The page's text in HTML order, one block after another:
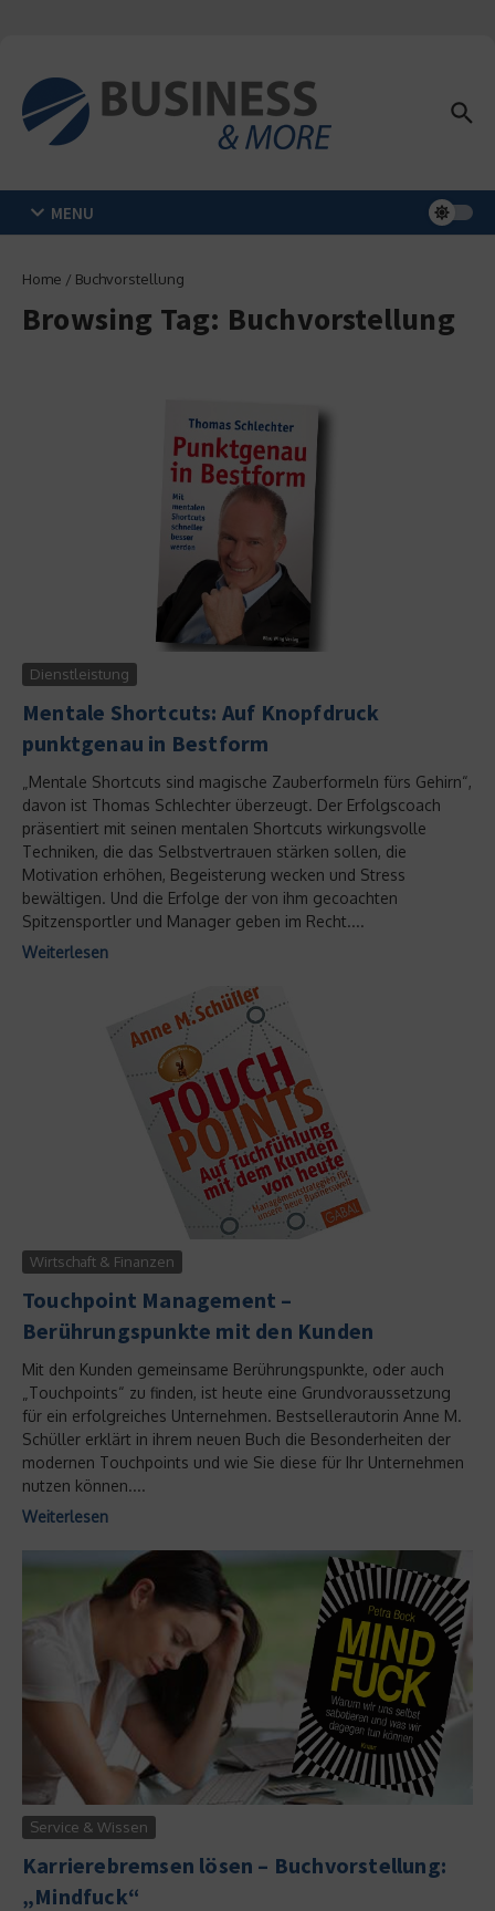
MENU
Home / Buchvorstellung
Browsing Tag: Buchvorstellung
Dienstleistung
Mentale Shortcuts: Auf Knopfdruck
punktgenau in Bestform
„Mentale Shortcuts sind magische Zauberformeln fürs Gehirn“,
davon ist Thomas Schlechter überzeugt. Der Erfolgscoach
präsentiert mit seinen mentalen Shortcuts wirkungsvolle
Techniken, die das Selbstvertrauen stärken sollen, die
Motivation erhöhen, Begeisterung wecken und Stress
bewältigen. Und die Erfolge der von ihm gecoachten
Spitzensportler und Manager geben im Recht....
Weiterlesen
Wirtschaft & Finanzen
Touchpoint Management –
Berührungspunkte mit den Kunden
Mit den Kunden gemeinsame Berührungspunkte, oder auch
„Touchpoints“ zu finden, ist heute eine Grundvoraussetzung
für ein erfolgreiches Unternehmen. Bestsellerautorin Anne M.
Schüller erklärt in ihrem neuen Buch die Besonderheiten der
modernen Touchpoints und wie Sie diese für Ihr Unternehmen
nutzen können....
Weiterlesen
Service & Wissen
Karrierebremsen lösen – Buchvorstellung:
„Mindfuck“